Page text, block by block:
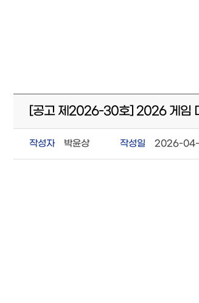
[공고 제2026-30호] 2026 게임
작성자 박윤상 작성일 2026-